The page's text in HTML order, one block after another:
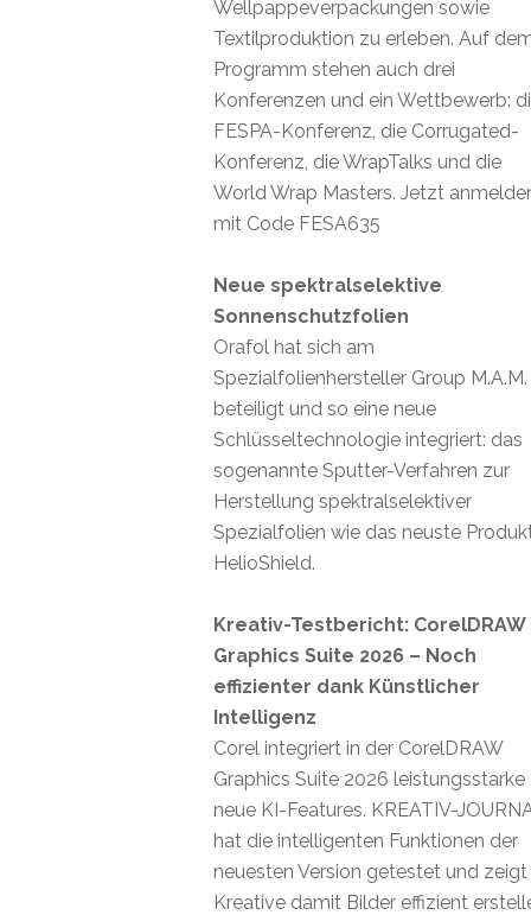
Wellpappeverpackungen sowie
Textilproduktion zu erleben. Auf
Programm stehen auch drei
Konferenzen und ein Wettbewerb:
FESPA-Konferenz, die Corrugated-
Konferenz, die WrapTalks und die
World Wrap Masters. Jetzt
mit Code FESA635
Neue spektralselektive
Sonnenschutzfolien
Orafol hat sich am
Spezialfolienhersteller Group M.A.M.
beteiligt und so eine neue
Schlüsseltechnologie integriert: das
sogenannte Sputter-Verfahren zur
Herstellung spektralselektiver
Spezialfolien wie das neuste
HelioShield.
Kreativ-Testbericht: CorelDRAW
Graphics Suite 2026 – Noch
effizienter dank Künstlicher
Intelligenz
Corel integriert in der CorelDRAW
Graphics Suite 2026 leistungsstarke
neue KI-Features. KREATIV-
hat die intelligenten Funktionen der
neuesten Version getestet und
Kreative damit Bilder effizient